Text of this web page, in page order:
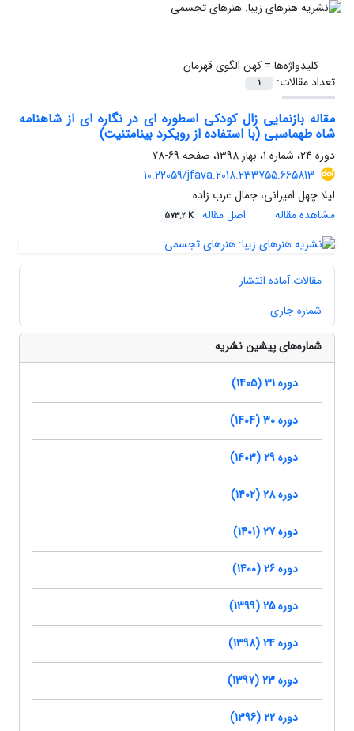
کلیدواژه‌ها =کهن الگوی قهرمان
تعداد مقالات:
1
مقاله بازنمایی زال کودکی اسطوره ای در نگاره ای از شاهنامه
شاه طهماسبی (با استفاده از رویکرد بینامتنیت)
دوره 24، شماره 1، بهار 1398، صفحه
69-78
10.22059/jfava.2018.233755.665813
لیلا چهل امیرانی، جمال عرب زاده
مشاهده مقاله
اصل مقاله 573.2 K
مقالات آماده انتشار
شماره جاری
شماره‌های پیشین نشریه
دوره 31 (1405)
دوره 30 (1404)
دوره 29 (1403)
دوره 28 (1402)
دوره 27 (1401)
دوره 26 (1400)
دوره 25 (1399)
دوره 24 (1398)
دوره 23 (1397)
دوره 22 (1396)